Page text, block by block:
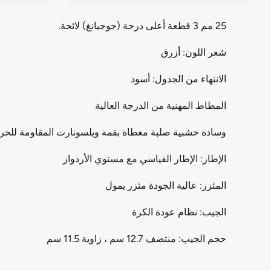
25 مم 3 قطعة أعلى درجة (جوجيانغ) لائحة.
شعر اللون: أزرق
الانتهاء من الجدول: أسود
المطاط المهنية من الدرجة العالية
وسادة خشبية صلبة مغطاة بقمة ويلسونارت المقاومة
الإطار: الإطار القياسي مع مستوي الأردواز
المئزر: عالية الجودة مئزر يمول
الجيب: نظام عودة الكرة
حجم الجيب: منتصف 12.7 سم ، زاوية 11.5 سم